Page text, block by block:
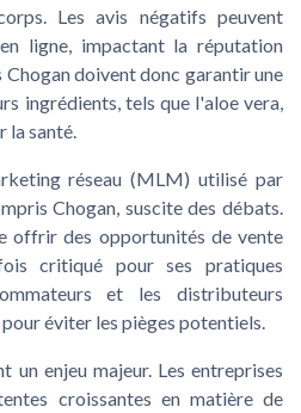
. Lesavis négatifs peuvent
ligne, impactant la réputation
doivent donc garantir une
ingrédients, tels que l'aloe vera
la santé.
réseau (MLM) utilisé par
Chogan , suscite des débats.
offrir des opportunités de vente
critiqué pour ses pratiques
et les distributeurs
éviter les pièges potentiels.
un enjeu majeur. Les entreprises
croissantes en matière de